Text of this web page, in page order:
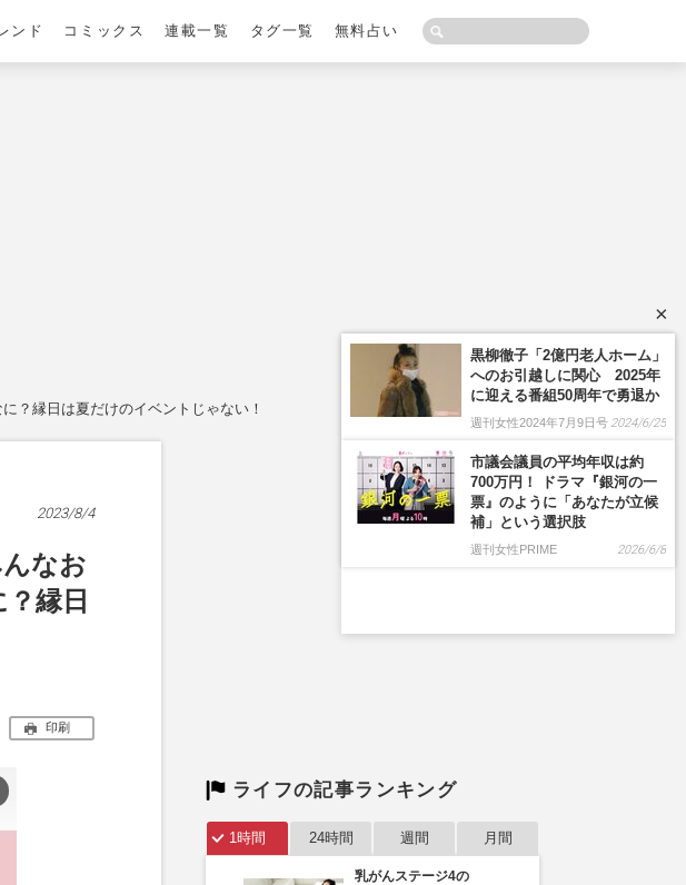
ンド コミックス 連載一覧 タグ一覧 無料占い
？縁日は夏だけのイベントじゃない！
2023/8/4
なお
縁日
印刷
ライフの記事ランキング
1時間 24時間 週間 月間
乳がんステージ4の
×
黒柳徹子「2億円老人ホーム」
へのお引越しに関心 2025年
に迎える番組50周年で勇退か
週刊女性2024年7月9日号 2024/6/25
市議会議員の平均年収は約
700万円！ ドラマ『銀河の一
票』のように「あなたが立候
補」という選択肢
週刊女性PRIME 2026/6/8